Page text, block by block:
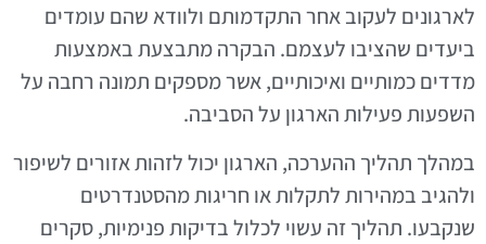
לארגונים לעקוב אחר התקדמותם ולוודא שהם עומדים
ביעדים שהציבו לעצמם. הבקרה מתבצעת באמצעות
מדדים כמותיים ואיכותיים, אשר מספקים תמונה רחבה על
השפעות פעילות הארגון על הסביבה.
במהלך תהליך ההערכה, הארגון יכול לזהות אזורים לשיפור
ולהגיב במהירות לתקלות או חריגות מהסטנדרטים
שנקבעו. תהליך זה עשוי לכלול בדיקות פנימיות, סקרים